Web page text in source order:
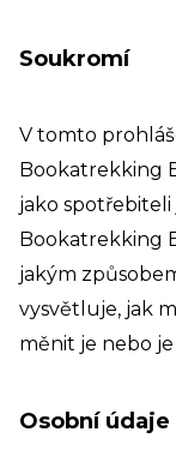
Soukromí
V tomto
Bookatrekking
jako spotřebiteli
Bookatrekking
jakým
vysvětluje, jak
měnit je nebo je
Osobní údaje